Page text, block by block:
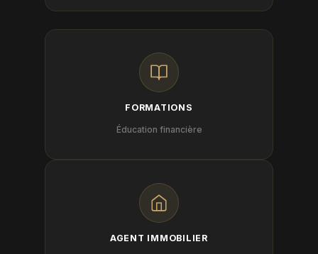
FORMATIONS
Éducation financière
AGENT IMMOBILIER